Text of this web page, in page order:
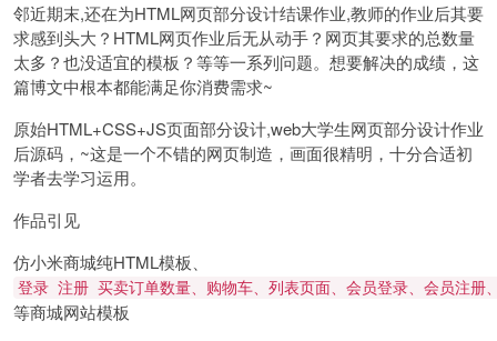
邻近期末,还在为HTML网页部分设计结课作业,教师的作业后其要
求感到头大？HTML网页作业后无从动手？网页其要求的总数量
太多？也没适宜的模板？等等一系列问题。想要解决的成绩，这
篇博文中根本都能满足你消费需求~
原始HTML+CSS+JS页面部分设计,web大学生网页部分设计作业
后源码，~这是一个不错的网页制造，画面很精明，十分合适初
学者去学习运用。
作品引见
仿小米商城纯HTML模板、
登录 注册 买卖订单数量、购物车、列表页面、会员登录、会员注册
等商城网站模板